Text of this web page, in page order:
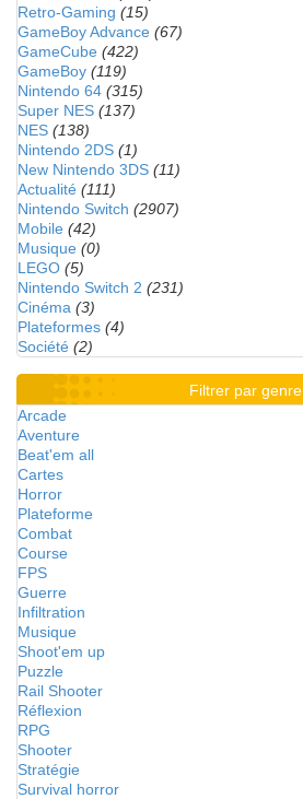
Retro-Gaming (15)
GameBoy Advance (67)
GameCube (422)
GameBoy (119)
Nintendo 64 (315)
Super NES (137)
NES (138)
Nintendo 2DS (1)
New Nintendo 3DS (11)
Actualité (111)
Nintendo Switch (2907)
Mobile (42)
Musique (0)
LEGO (5)
Nintendo Switch 2 (231)
Cinéma (3)
Plateformes (4)
Société (2)
Filtrer par genre
Arcade
Aventure
Beat'em all
Cartes
Horror
Plateforme
Combat
Course
FPS
Guerre
Infiltration
Musique
Shoot'em up
Puzzle
Rail Shooter
Réflexion
RPG
Shooter
Stratégie
Survival horror